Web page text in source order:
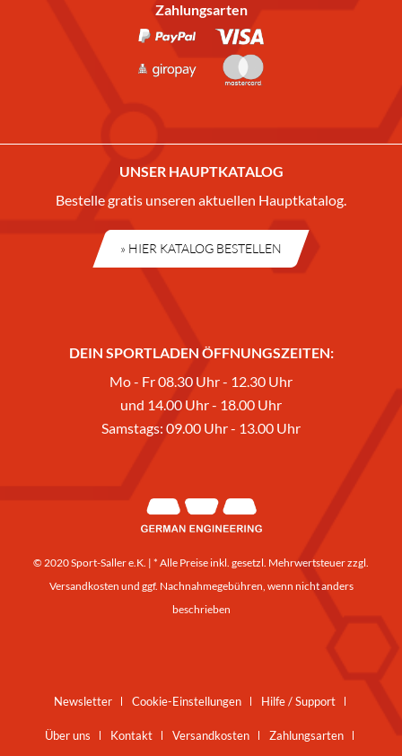
Zahlungsarten
UNSER HAUPTKATALOG
Bestelle gratis unseren aktuellen Hauptkatalog.
» HIER KATALOG BESTELLEN
DEIN SPORTLADEN ÖFFNUNGSZEITEN:
Mo - Fr 08.30 Uhr - 12.30 Uhr
und 14.00 Uhr - 18.00 Uhr
Samstags: 09.00 Uhr - 13.00 Uhr
© 2020 Sport-Saller e.K. | * Alle Preise inkl. gesetzl. Mehrwertsteuer zzgl.
Versandkosten und ggf. Nachnahmegebühren, wenn nicht anders
beschrieben
Newsletter Cookie-Einstellungen Hilfe / Support
Über uns Kontakt Versandkosten Zahlungsarten